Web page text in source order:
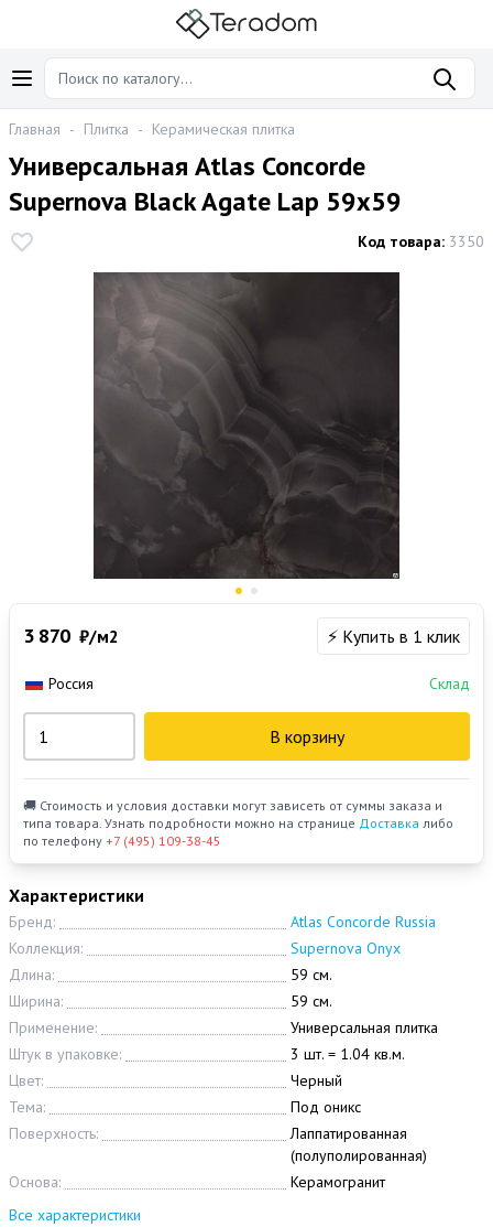
Главная - Плитка - Керамическая плитка
Универсальная Atlas Concorde
Supernova Black Agate Lap 59х59
Код товара: 3350
Характеристики
Бренд:
Atlas Concorde Russia
Коллекция:
Supernova Onyx
Длина:
59 см.
Ширина:
59 см.
Применение:
Универсальная плитка
Штук в упаковке:
3 шт. = 1.04 кв.м.
Цвет:
Черный
Тема:
Под оникс
Поверхность:
Лаппатированная
(полуполированная)
Основа:
Керамогранит
Все характеристики
3 870 ₽/м2 ⚡ Купить в 1 клик
Россия Склад
В корзину
🚚 Стоимость и условия доставки могут зависеть от суммы заказа и
типа товара. Узнать подробности можно на странице Доставка либо
по телефону +7 (495) 109-38-45